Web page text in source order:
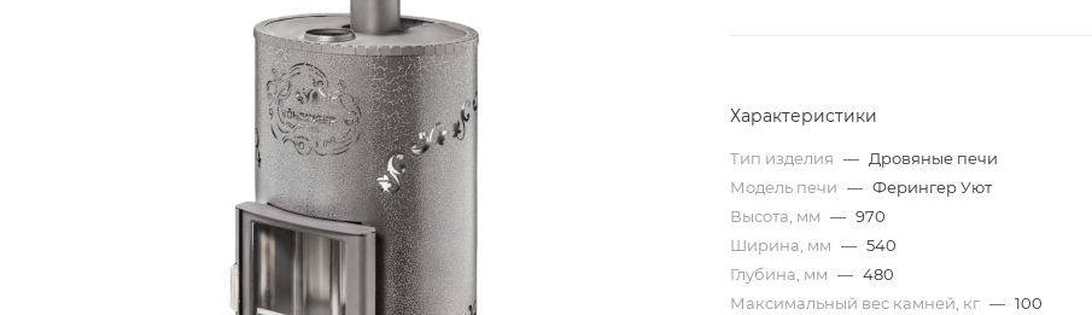
Характеристики
Тип изделия — Дровяные печи
Модель печи — Ферингер Уют
Высота, мм — 970
Ширина, мм — 540
Глубина, мм — 480
Максимальный вес камней, кг — 100